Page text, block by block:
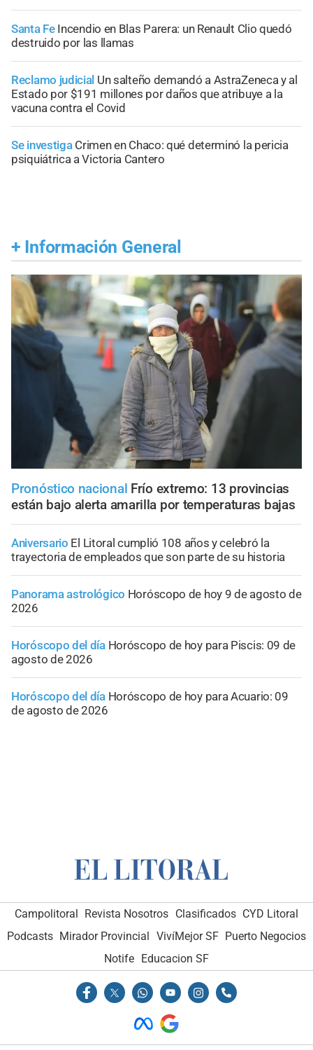
Santa Fe Incendio en Blas Parera: un Renault Clio quedó
destruido por las llamas
Reclamo judicial Un salteño demandó a AstraZeneca y al
Estado por $191 millones por daños que atribuye a la
vacuna contra el Covid
Se investiga Crimen en Chaco: qué determinó la pericia
psiquiátrica a Victoria Cantero
+ Información General
Pronóstico nacional Frío extremo: 13 provincias
están bajo alerta amarilla por temperaturas bajas
Aniversario El Litoral cumplió 108 años y celebró la
trayectoria de empleados que son parte de su historia
Panorama astrológico Horóscopo de hoy 9 de agosto de
2026
Horóscopo del día Horóscopo de hoy para Piscis: 09 de
agosto de 2026
Horóscopo del día Horóscopo de hoy para Acuario: 09
de agosto de 2026
Campolitoral Revista Nosotros Clasificados CYD Litoral
Podcasts Mirador Provincial VivíMejor SF Puerto Negocios
Notife Educacion SF